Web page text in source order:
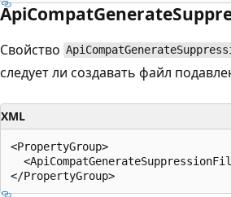
Свойство
следует ли создавать файл
XML
<PropertyGroup>